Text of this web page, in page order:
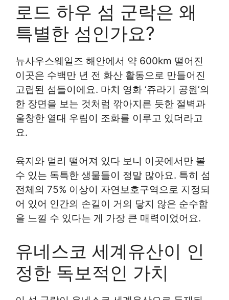
로드 하우 섬 군락은 왜
특별한 섬인가요?
뉴사우스웨일즈 해안에서 약 600km 떨어진
이곳은 수백만 년 전 화산 활동으로 만들어진
고립된 섬들이에요. 마치 영화 ‘쥬라기 공원’의
한 장면을 보는 것처럼 깎아지른 듯한 절벽과
울창한 열대 우림이 조화를 이루고 있더라고
요.
육지와 멀리 떨어져 있다 보니 이곳에서만 볼
수 있는 독특한 생물들이 정말 많아요. 특히 섬
전체의 75% 이상이 자연보호구역으로 지정되
어 있어 인간의 손길이 거의 닿지 않은 순수함
을 느낄 수 있다는 게 가장 큰 매력이었어요.
유네스코 세계유산이 인
정한 독보적인 가치